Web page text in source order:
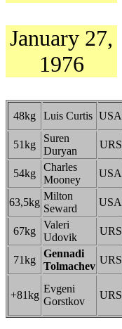
January 27,
1976
48kg Luis Curtis USA
51kg
Suren
Duryan
URS
54kg
Charles
Mooney
USA
63,5kg
Milton
Seward
USA
67kg
Valeri
Udovik
URS
71kg
Gennadi
Tolmachev
URS
+81kg
Evgeni
Gorstkov
URS